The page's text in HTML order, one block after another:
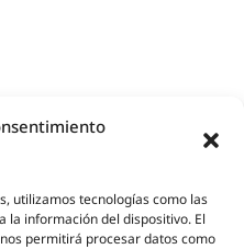
utilizamos tecnologías como las
la información del dispositivo. El
permitirá procesar datos como